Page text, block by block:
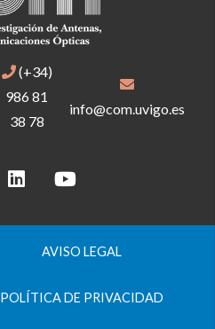
(+34)
986 81
38 78
info@com.uvigo.es
AVISO LEGAL
POLÍTICA DE PRIVACIDAD